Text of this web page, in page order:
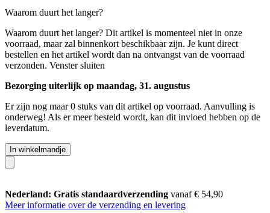
Waarom duurt het langer?
Waarom duurt het langer? Dit artikel is momenteel niet in onze
voorraad, maar zal binnenkort beschikbaar zijn. Je kunt direct
bestellen en het artikel wordt dan na ontvangst van de voorraad
verzonden. Venster sluiten
Bezorging uiterlijk op maandag, 31. augustus
Er zijn nog maar 0 stuks van dit artikel op voorraad. Aanvulling is
onderweg! Als er meer besteld wordt, kan dit invloed hebben op de
leverdatum.
In winkelmandje
Nederland: Gratis standaardverzending vanaf € 54,90
Meer informatie over de verzending en levering